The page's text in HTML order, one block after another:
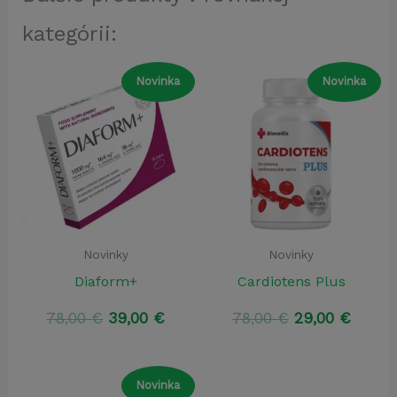
kategórii:
Novinka
Novinky
Diaform+
78,00€ Pôvodná
78,00 €.
39,00 €Aktuálna
39,00 €.
Novinka
Novinky
Cardiotens Plus
78,00€ Pôvodná
29,00 €
Novinka